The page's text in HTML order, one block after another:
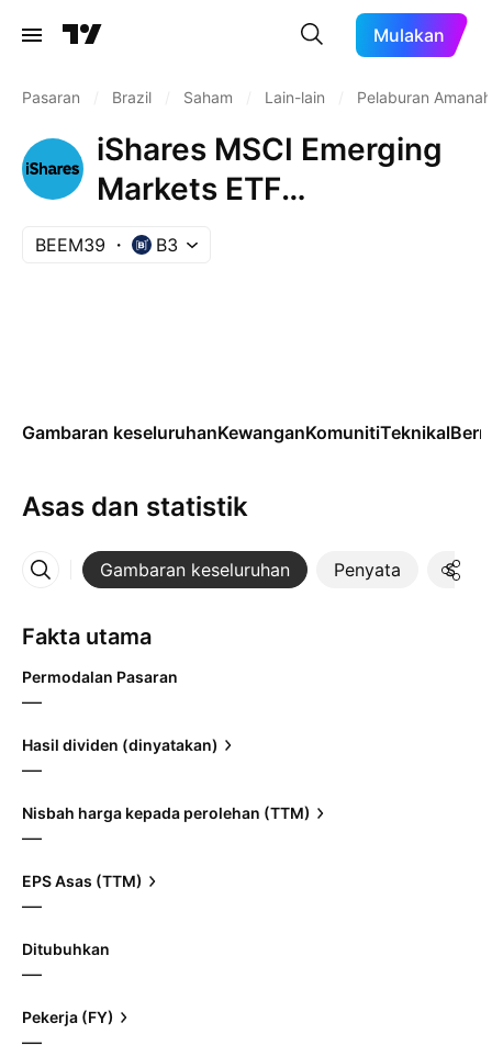
Mulakan
Pasaran Brazil Saham Lain-lain Pelaburan
iShares MSCI Emerging
Markets ETF
Unsponsored Brazilian
BEEM39 B3
Gambaran keseluruhanKewanganKomunitiTeknikal
Asas dan statistik
Gambaran keseluruhan Penyata
Lebih
Fakta utama
Permodalan Pasaran
—
Hasil dividen (dinyatakan)
—
Nisbah harga kepada perolehan (TTM)
—
EPS Asas (TTM)
—
Ditubuhkan
—
Pekerja (FY)
—